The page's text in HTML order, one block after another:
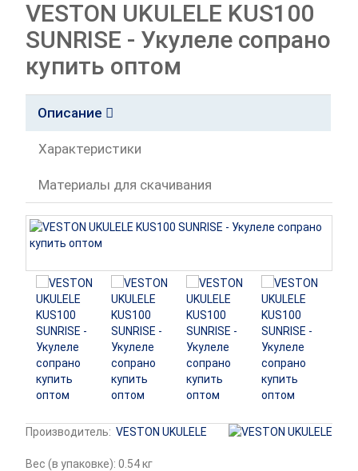
VESTON UKULELE KUS100
SUNRISE - Укулеле сопрано
купить оптом
Описание
Характеристики
Материалы для скачивания
Производитель: VESTON UKULELE
Вес (в упаковке): 0.54 кг